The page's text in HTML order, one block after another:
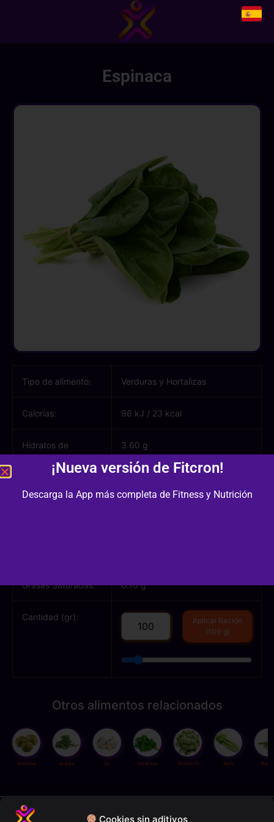
Cookies sin aditivos
Espinaca
Tipo de alimento: Verduras y Hortalizas
Calorías: 96 kJ / 23 kcal
Hidratos de
carbono:
3.60 g
Azúcares: 0.40 g
Grasas Saturadas: 0.10 g
Cantidad (gr):
Aplicar Ración
(100 g)
Otros alimentos relacionados
Aceituna Acelga Ajo Albahaca Alcachofa Apio
¡Nueva versión de Fitcron!
Descarga la App más completa de Fitness y Nutrición